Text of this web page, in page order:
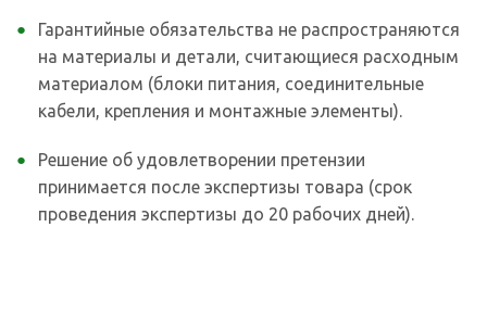
Гарантийные обязательства не распространяются
на материалы и детали, считающиеся расходным
материалом (блоки питания, соединительные
кабели, крепления и монтажные элементы).
Решение об удовлетворении претензии
принимается после экспертизы товара (срок
проведения экспертизы до 20 рабочих дней).